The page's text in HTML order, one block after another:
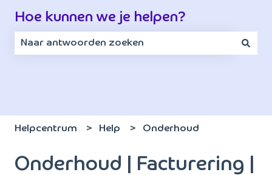
Hoe kunnen we je helpen?
Helpcentrum Help Onderhoud
Onderhoud | Facturering |